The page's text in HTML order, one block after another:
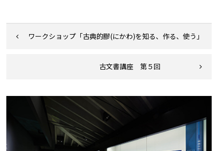
ワークショップ「古典的膠(にかわ)を知る、作る、使う」
古文書講座 第５回